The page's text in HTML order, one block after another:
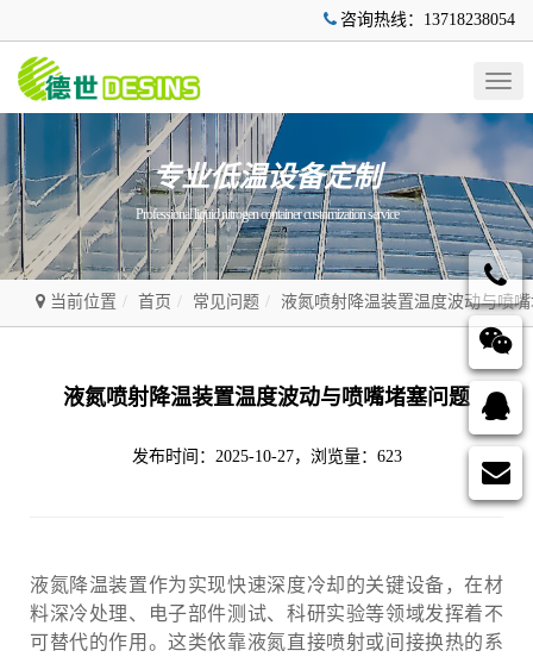
咨询热线：13718238054
专业低温设备定制
Professional liquid nitrogen container customization service
当前位置 首页 常见问题 液氮喷射降温装置温度波动与喷
液氮喷射降温装置温度波动与喷嘴堵塞问题
发布时间：2025-10-27，浏览量：623
液氮降温装置作为实现快速深度冷却的关键设备，在材
料深冷处理、电子部件测试、科研实验等领域发挥着不
可替代的作用。这类依靠液氮直接喷射或间接换热的系